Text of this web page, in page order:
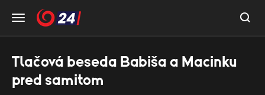
Tlačová beseda Babiša a Macinku
pred samitom